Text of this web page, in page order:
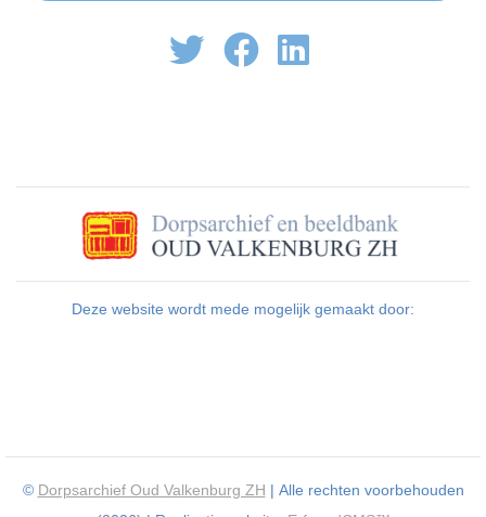
Deze website wordt mede mogelijk gemaakt door:
© Dorpsarchief Oud Valkenburg ZH | Alle rechten voorbehouden